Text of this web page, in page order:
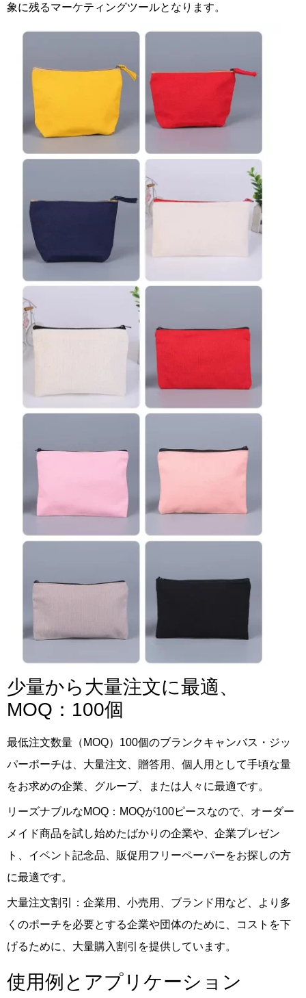
象に残るマーケティングツールとなります。
少量から大量注文に最適、
MOQ：100個
最低注文数量（MOQ）100個のブランクキャンバス・ジッ
パーポーチは、大量注文、贈答用、個人用として手頃な量
をお求めの企業、グループ、または人々に最適です。
リーズナブルなMOQ：MOQが100ピースなので、オーダー
メイド商品を試し始めたばかりの企業や、企業プレゼン
ト、イベント記念品、販促用フリーペーパーをお探しの方
に最適です。
大量注文割引：企業用、小売用、ブランド用など、より多
くのポーチを必要とする企業や団体のために、コストを下
げるために、大量購入割引を提供しています。
使用例とアプリケーション